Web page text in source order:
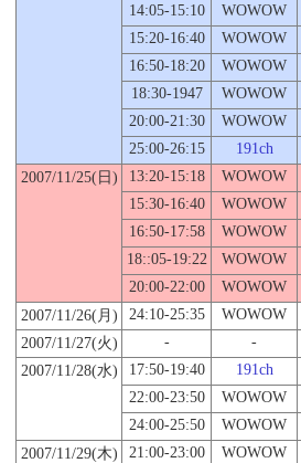
14:05-15:10
WOWOW
15:20-16:40
WOWOW
16:50-18:20
WOWOW
18:30-1947
WOWOW
20:00-21:30
WOWOW
25:00-26:15
191ch
2007/11/25(日) 13:20-15:18 WOWOW
15:30-16:40
WOWOW
16:50-17:58
WOWOW
18::05-19:22
WOWOW
20:00-22:00
WOWOW
2007/11/26(月)
24:10-25:35 WOWOW
2007/11/27(火)
- -
2007/11/28(水)
17:50-19:40 191ch
22:00-23:50
WOWOW
24:00-25:50
WOWOW
2007/11/29(木)
21:00-23:00 WOWOW